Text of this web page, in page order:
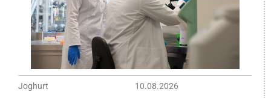
Joghurt
10.08.2026